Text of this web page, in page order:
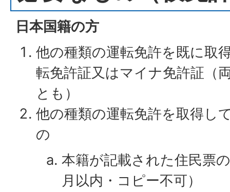
日本国籍の方
他の種類の運転免許を既に取
転免許証又はマイナ免許証（
とも）
他の種類の運転免許を取得し
の
本籍が記載された住民票
月以内・コピー不可）